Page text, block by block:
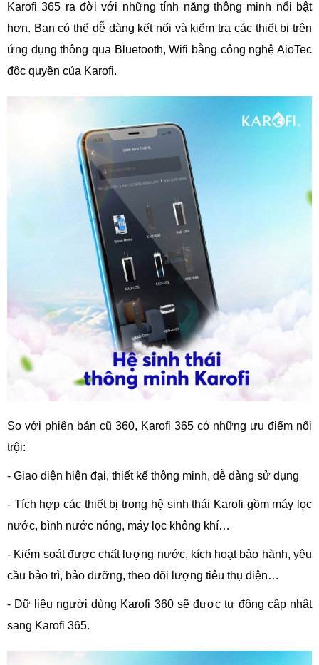
Karofi 365 ra đời với những tính năng thông minh nổi bật
hơn. Bạn có thể dễ dàng kết nối và kiểm tra các thiết bị trên
ứng dụng thông qua Bluetooth, Wifi bằng công nghệ AioTec
độc quyền của Karofi.
So với phiên bản cũ 360, Karofi 365 có những ưu điểm nổi
trội:
- Giao diện hiện đại, thiết kế thông minh, dễ dàng sử dụng
- Tích hợp các thiết bị trong hệ sinh thái Karofi gồm máy lọc
nước, bình nước nóng, máy lọc không khí…
- Kiểm soát được chất lượng nước, kích hoạt bảo hành, yêu
cầu bảo trì, bảo dưỡng, theo dõi lượng tiêu thụ điện…
- Dữ liệu người dùng Karofi 360 sẽ được tự động cập nhật
sang Karofi 365.